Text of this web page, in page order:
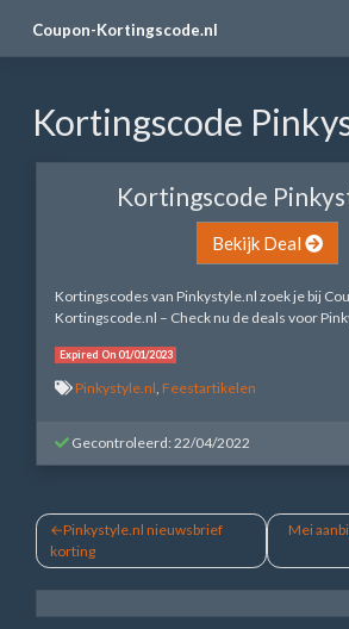
Coupon-Kortingscode.nl
Kortingscode
Kortingscode
Bekijk Deal
Kortingscodes van Pinkystyle.nl zoek je bij
Kortingscode.nl – Check nu de deals voor
Expired On 01/01/2023
Pinkystyle.nl Feestartikelen
Gecontroleerd: 22/04/2022
Bericht
navigatie
Pinkystyle.nl nieuwsbrief
korting
Mei